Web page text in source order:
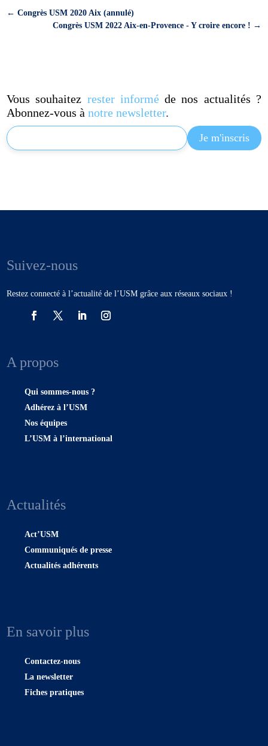
←Congrès USM 2020 Aix (annulé)
Congrès USM 2022 Aix-en-Provence - Y croire encore ! →
Vous souhaitez rester informéde nos actualités ?
Abonnez-vous ànotre newsletter.
Suivez-nous
Restez connecté à l’actualité de l’USM grâce aux réseaux sociaux !
A propos
Qui sommes-nous ?
Adhérez à l’USM
Nos équipes
L’USM à l’international
Actualités
Act’USM
Communiqués de presse
Actualités adhérents
En savoir plus
Contactez-nous
La newsletter
Fiches pratiques